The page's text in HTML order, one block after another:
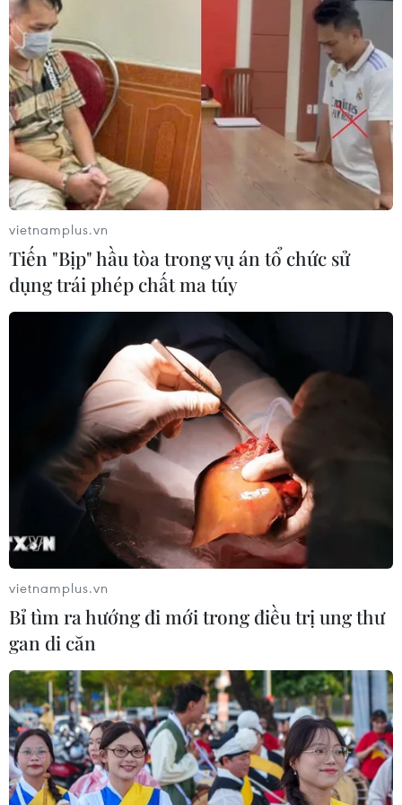
ánh những phát triển nổi bật trong quan hệ đối tác
chiến lược sâu rộng hai nước.
Những nét chính trong chuyến
thăm Việt Nam của Thủ tướng Nhật Bản
21/10/2020 08:43
Thủ tướng Nhật Bản Suga Yoshihide và Phu nhân đã kết
thúc tốt đẹp chuyến thăm chính thức Việt Nam từ ngày
18-20/10, theo lời mời của Thủ tướng Chính phủ Nguyễn
Xuân Phúc và Phu nhân.
vietnamplus.vn
Tiến "Bịp" hầu tòa trong vụ án tổ chức sử
dụng trái phép chất ma túy
vietnamplus.vn
Bỉ tìm ra hướng đi mới trong điều trị ung thư
gan di căn